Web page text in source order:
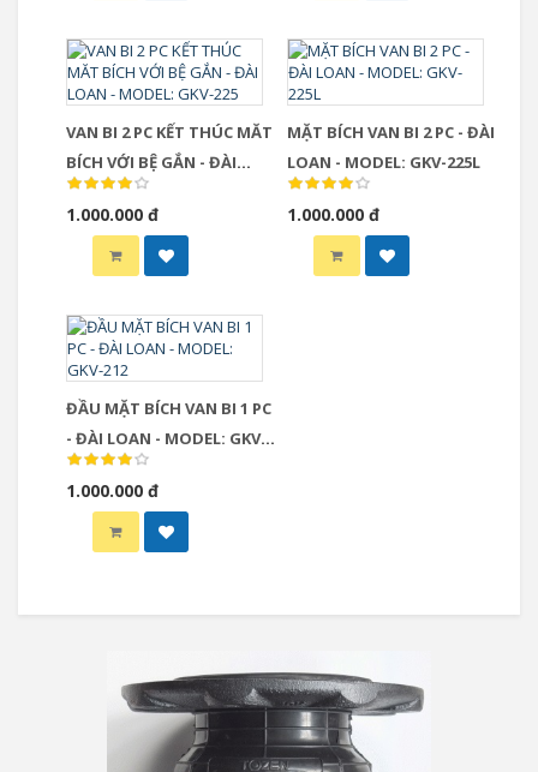
VAN BI 2 PC KẾT THÚC MĂT
BÍCH VỚI BỆ GẮN - ĐÀI
LOAN - MODEL: GKV-225
1.000.000 đ
MẶT BÍCH VAN BI 2 PC - ĐÀI
LOAN - MODEL: GKV-225L
1.000.000 đ
ĐẦU MẶT BÍCH VAN BI 1 PC
- ĐÀI LOAN - MODEL: GKV-
212
1.000.000 đ